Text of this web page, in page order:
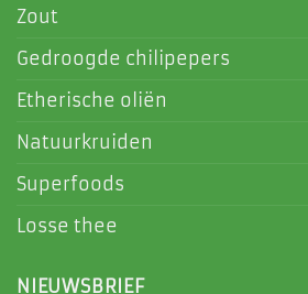
Zout
Gedroogde chilipepers
Etherische oliën
Natuurkruiden
Superfoods
Losse thee
NIEUWSBRIEF